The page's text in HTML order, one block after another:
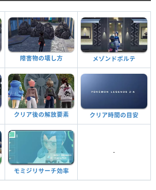
障害物の壊し方 メゾンドポルテ
クリア後の解放要素 クリア時間の目安
モミジリサーチ効率
-